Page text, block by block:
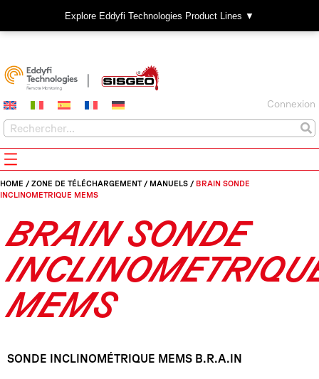
Explore Eddyfi Technologies Product Lines ▼
Connexion
HOME / ZONE DE TÉLÉCHARGEMENT / MANUELS / BRAIN SONDE
INCLINOMETRIQUE MEMS
BRAIN SONDE
MEMS
SONDE INCLINOMÉTRIQUE MEMS B.R.A.IN